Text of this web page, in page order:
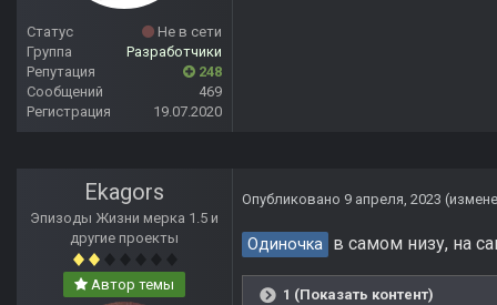
Статус
Не в сети
Группа
Разработчики
Репутация
248
Сообщений
469
Регистрация
19.07.2020
Ekagors
Эпизоды Жизни мерка 1.5 и
другие проекты
Автор темы
Опубликовано 9 апреля, 2023
Одиночка в самом низу, на
1 (Показать контент)